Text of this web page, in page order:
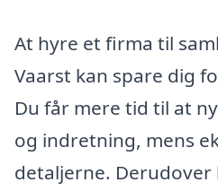
At hyre et firma til
Vaarst kan spare dig
Du får mere tid til at
og indretning, mens
detaljerne.